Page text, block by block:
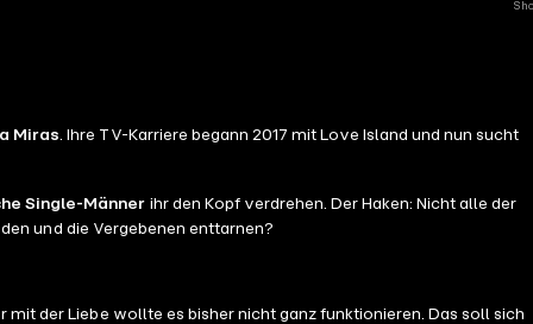
Miras . Ihre TV-Karriere begann 2017 mit Love Island und nun sucht
Single-Männer ihr den Kopf verdrehen. Der Haken: Nicht alle der
und die Vergebenen enttarnen?
der Liebe wollte es bisher nicht ganz funktionieren. Das soll sich